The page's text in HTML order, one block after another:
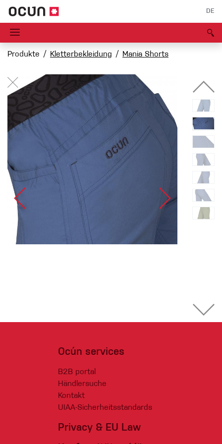
DE
Produkte Kletterbekleidung Mania Shorts
Ocún services
B2B portal
Händlersuche
Kontakt
UIAA-Sicherheitsstandards
Privacy & EU Law